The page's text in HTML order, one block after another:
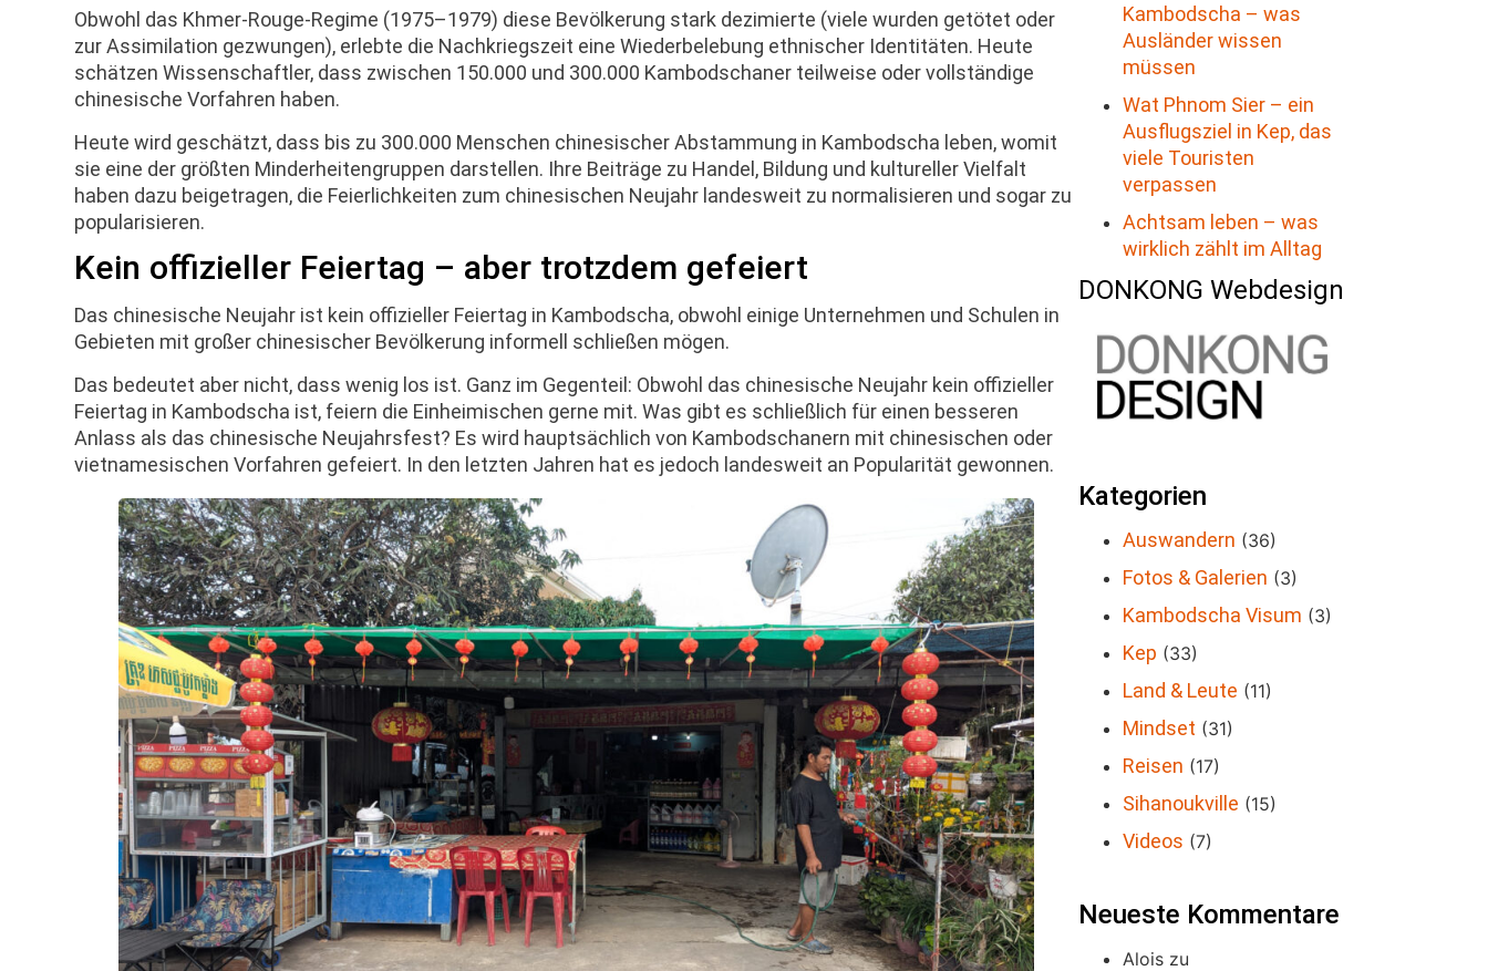
Obwohl das Khmer-Rouge-Regime (1975–1979) diese Bevölkerung stark dezimierte (viele wurden getötet oder
zur Assimilation gezwungen), erlebte die Nachkriegszeit eine Wiederbelebung ethnischer Identitäten. Heute
schätzen Wissenschaftler, dass zwischen 150.000 und 300.000 Kambodschaner teilweise oder vollständige
chinesische Vorfahren haben.
Heute wird geschätzt, dass bis zu 300.000 Menschen chinesischer Abstammung in Kambodscha leben, womit
sie eine der größten Minderheitengruppen darstellen. Ihre Beiträge zu Handel, Bildung und kultureller Vielfalt
haben dazu beigetragen, die Feierlichkeiten zum chinesischen Neujahr landesweit zu normalisieren und sogar zu
popularisieren.
Kein offizieller Feiertag – aber trotzdem gefeiert
Das chinesische Neujahr ist kein offizieller Feiertag in Kambodscha, obwohl einige Unternehmen und Schulen in
Gebieten mit großer chinesischer Bevölkerung informell schließen mögen.
Das bedeutet aber nicht, dass wenig los ist. Ganz im Gegenteil: Obwohl das chinesische Neujahr kein offizieller
Feiertag in Kambodscha ist, feiern die Einheimischen gerne mit. Was gibt es schließlich für einen besseren
Anlass als das chinesische Neujahrsfest? Es wird hauptsächlich von Kambodschanern mit chinesischen oder
vietnamesischen Vorfahren gefeiert. In den letzten Jahren hat es jedoch landesweit an Popularität gewonnen.
Kambodscha – was
Ausländer wissen
müssen
Wat Phnom Sier – ein
Ausflugsziel in Kep, das
viele Touristen
verpassen
Achtsam leben – was
wirklich zählt im Alltag
DONKONG Webdesign
Kategorien
Auswandern (36)
Fotos & Galerien (3)
Kambodscha Visum (3)
Kep (33)
Land & Leute (11)
Mindset (31)
Reisen (17)
Sihanoukville (15)
Videos (7)
Neueste Kommentare
Alois zu